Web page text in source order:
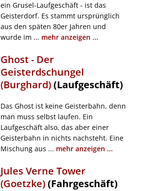
ein Grusel-Laufgeschäft - ist das
Geisterdorf. Es stammt ursprünglich
aus den späten 80er Jahren und
wurde im ... mehr anzeigen ...
Ghost - Der
Geisterdschungel
(Burghard)(Laufgeschäft)
Das Ghost ist keine Geisterbahn, denn
man muss selbst laufen. Ein
Laufgeschäft also, das aber einer
Geisterbahn in nichts nachsteht. Eine
Mischung aus ... mehr anzeigen ...
Jules Verne Tower
(Goetzke)(Fahrgeschäft)